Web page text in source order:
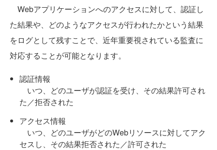
Webアプリケーションへのアクセスに対して、認証し
た結果や、どのようなアクセスが行われたかという結果
をログとして残すことで、近年重要視されている監査に
対応することが可能となります。
認証情報
いつ、どのユーザが認証を受け、その結果許可され
た／拒否された
アクセス情報
いつ、どのユーザがどのWebリソースに対してアク
セスし、その結果拒否された／許可された